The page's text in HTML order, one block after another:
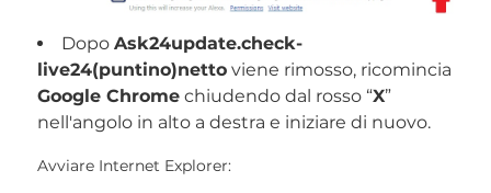
Dopo Ask24update.check-
live24(puntino)nettoviene rimosso, ricomincia
Google Chromechiudendo dal rosso “X”
nell'angolo in alto a destra e iniziare di nuovo.
Avviare Internet Explorer: